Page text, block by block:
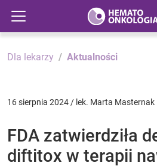
Dla lekarzy Aktualności
16 sierpnia 2024 / lek. Marta Masternak
FDA zatwierdziła
diftitox w terapii